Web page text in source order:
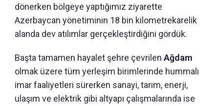
dönerken bölgeye yaptığımız ziyarette
Azerbaycan yönetiminin 18 bin kilometrekarelik
alanda dev atılımlar gerçekleştirdiğini gördük.
Başta tamamen hayalet şehre çevrilen Ağdam
olmak üzere tüm yerleşim birimlerinde hummalı
imar faaliyetleri sürerken sanayi, tarım, enerji,
ulaşım ve elektrik gibi altyapı çalışmalarında ise